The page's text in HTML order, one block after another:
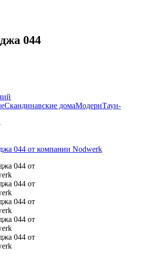
044
Скандинавские домаМодернТаун-